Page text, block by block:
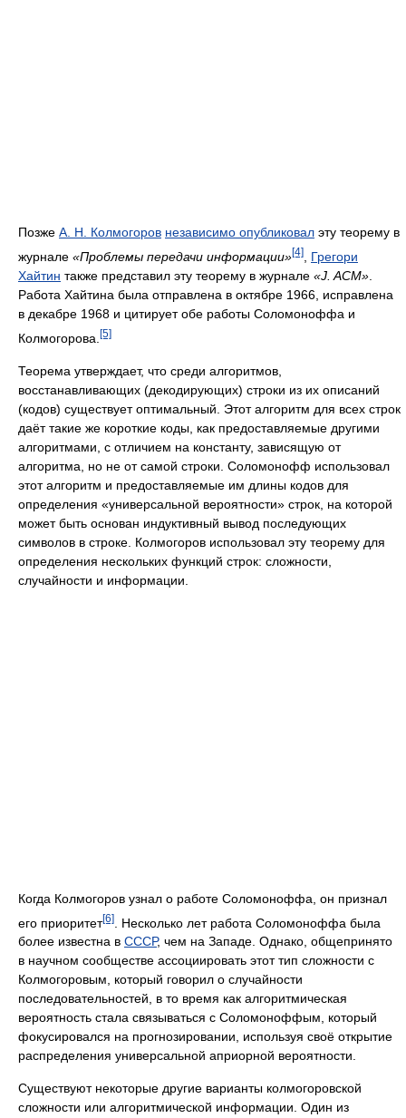
Позже А. Н. Колмогоров независимо опубликовал эту теорему в
журнале «Проблемы передачи информации»[4]
Грегори
Хайтин также представил эту теорему в журнале «J. ACM»
Работа Хайтина была отправлена в октябре 1966, исправлена
в декабре 1968 и цитирует обе работы Соломоноффа и
Колмогорова. [5]
Теорема утверждает, что среди алгоритмов,
восстанавливающих (декодирующих) строки из их описаний
(кодов) существует оптимальный. Этот алгоритм для всех строк
даёт такие же короткие коды, как предоставляемые другими
алгоритмами, с отличием на константу, зависящую от
алгоритма, но не от самой строки. Соломонофф использовал
этот алгоритм и предоставляемые им длины кодов для
определения «универсальной вероятности» строк, на которой
может быть основан индуктивный вывод последующих
символов в строке. Колмогоров использовал эту теорему для
определения нескольких функций строк: сложности,
случайности и информации.
Когда Колмогоров узнал о работе Соломоноффа, он признал
его приоритет[6]
. Несколько лет работа Соломоноффа была
более известна в СССР, чем на Западе. Однако, общепринято
в научном сообществе ассоциировать этот тип сложности с
Колмогоровым, который говорил о случайности
последовательностей, в то время как алгоритмическая
вероятность стала связываться с Соломоноффым, который
фокусировался на прогнозировании, используя своё открытие
распределения универсальной априорной вероятности.
Существуют некоторые другие варианты колмогоровской
сложности или алгоритмической информации. Один из